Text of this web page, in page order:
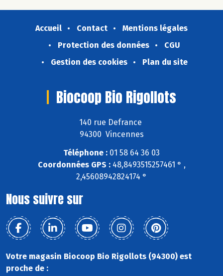
Accueil Contact
Mentions légales
Protection des données
CGU
Gestion des cookies
Plan du site
Biocoop Bio Rigollots
140 rue Defrance
94300 Vincennes
Téléphone : 01 58 64 36 03
Coordonnées GPS :48,8493515257461 ° ,
2,45608942824174 °
Nous suivre sur
Votre magasin Biocoop Bio Rigollots (94300) est
proche de :